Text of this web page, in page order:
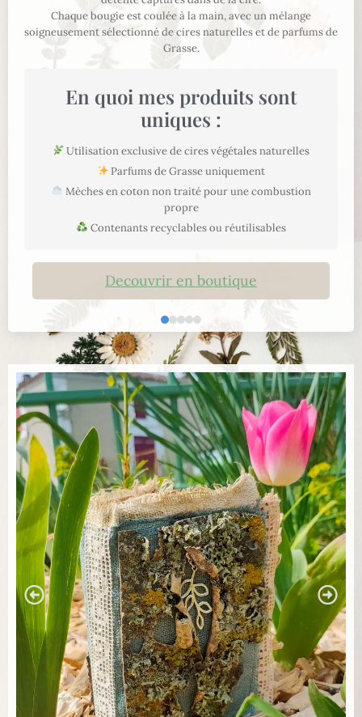
Chaque bougie est coulée à la main, avec un mélange
soigneusement sélectionné de cires naturelles et de parfums de
Grasse.
En quoi mes produits sont
uniques :
Utilisation exclusive de cires végétales naturelles
Parfums de Grasse uniquement
Mèches en coton non traité pour une combustion
propre
Contenants recyclables ou réutilisables
Decouvrir en boutique